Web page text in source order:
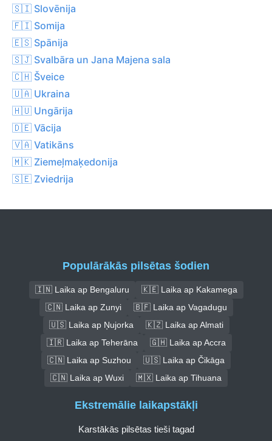
🇸🇮 Slovēnija
🇫🇮 Somija
🇪🇸 Spānija
🇸🇯 Svalbāra un Jana Majena sala
🇨🇭 Šveice
🇺🇦 Ukraina
🇭🇺 Ungārija
🇩🇪 Vācija
🇻🇦 Vatikāns
🇲🇰 Ziemeļmaķedonija
🇸🇪 Zviedrija
Populārākās pilsētas šodien
🇮🇳 Laika ap Bengaluru
🇰🇪 Laika ap Kakamega
🇨🇳 Laika ap Zunyi
🇧🇫 Laika ap Vagadugu
🇺🇸 Laika ap Ņujorka
🇰🇿 Laika ap Almati
🇮🇷 Laika ap Teherāna
🇬🇭 Laika ap Accra
🇨🇳 Laika ap Suzhou
🇺🇸 Laika ap Čikāga
🇨🇳 Laika ap Wuxi
🇲🇽 Laika ap Tihuana
Ekstremālie laikapstākļi
Karstākās pilsētas tieši tagad